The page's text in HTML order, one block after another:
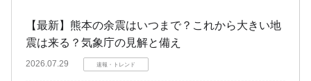
【最新】熊本の余震はいつまで？これから大きい地
震は来る？気象庁の見解と備え
2026.07.29 速報・トレンド